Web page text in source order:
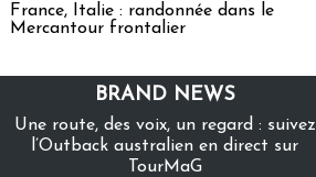
France, Italie : randonnée dans le
Mercantour frontalier
BRAND NEWS
Une route, des voix, un regard : suivez
l’Outback australien en direct sur
TourMaG